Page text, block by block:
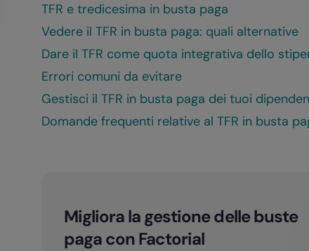
TFR e tredicesima in busta paga
Vedere il TFR in busta paga: quali alternative
Dare il TFR come quota integrativa dello
Errori comuni da evitare
Gestisci il TFR in busta paga dei tuoi
Domande frequenti relative al TFR in busta
Migliora la gestione delle buste
paga con Factorial